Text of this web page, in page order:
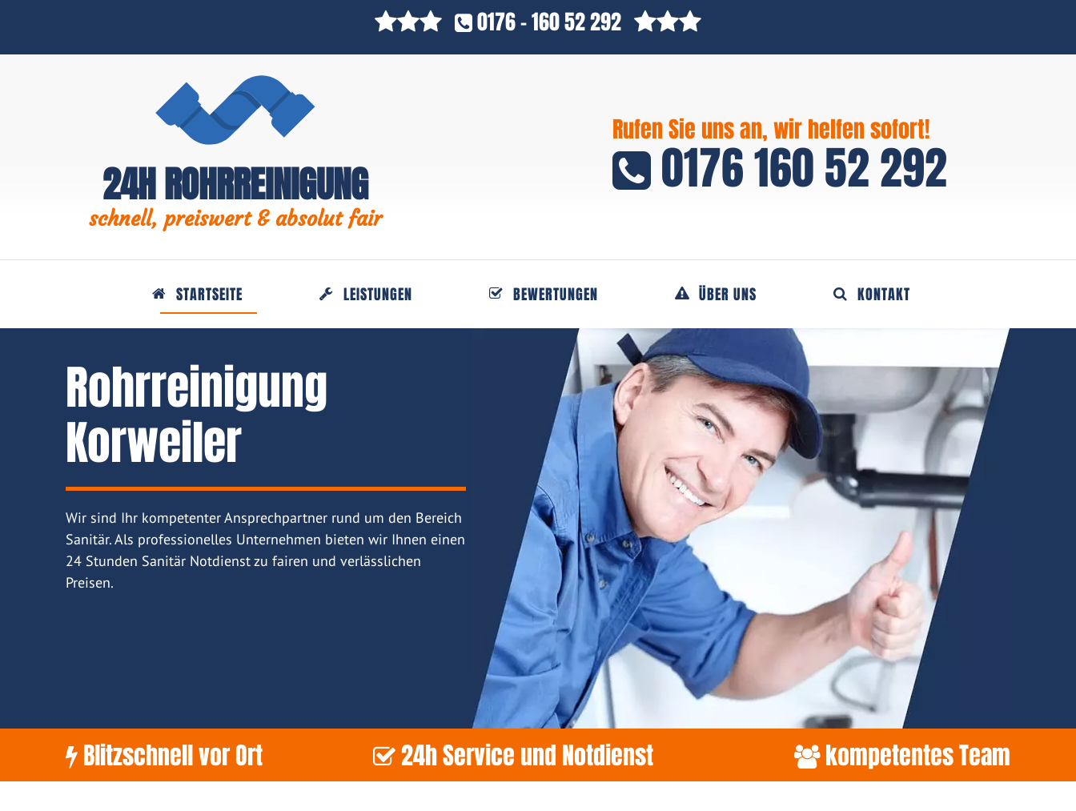
0176 - 160 52 292
Rufen Sie uns an, wir helfen sofort!
0176 160 52 292
24H ROHRREINIGUNG
schnell, preiswert & absolut fair
STARTSEITE LEISTUNGEN BEWERTUNGEN ÜBER UNS KONTAKT
Rohrreinigung
Korweiler
Wir sind Ihr kompetenter Ansprechpartner rund um den Bereich
Sanitär. Als professionelles Unternehmen bieten wir Ihnen einen
24 Stunden Sanitär Notdienst zu fairen und verlässlichen
Preisen.
Blitzschnell vor Ort 24h Service und Notdienst kompetentes Team